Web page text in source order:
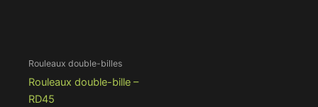
Rouleaux double-billes
Rouleaux double-bille –
RD45